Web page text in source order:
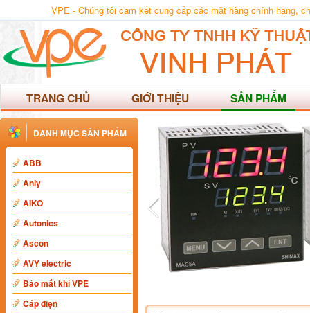
VPE - Chúng tôi cam kết cung cấp các mặt hàng chính hãng,
TRANG CHỦ GIỚI THIỆU SẢN PHẨM
DANH MỤC SẢN PHẨM
ABB
Anly
AIKO
Autonics
Ascon
AVY electric
Báo mất khí VPE
Cáp điện